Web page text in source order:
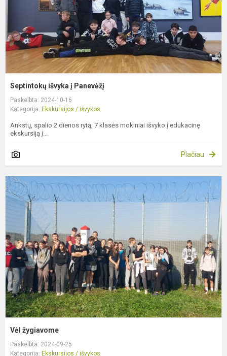
Septintokų išvyka į Panevėžį
Paskelbta: 2024-10-16
Kategorija: Ekskursijos / išvykos
Ankstų, spalio 2 dienos rytą, 7 klasės mokiniai išvyko į edukacinę
ekskursiją į...
Plačiau
Vėl žygiavome
Paskelbta: 2024-09-25
Kategorija: Ekskursijos / išvykos